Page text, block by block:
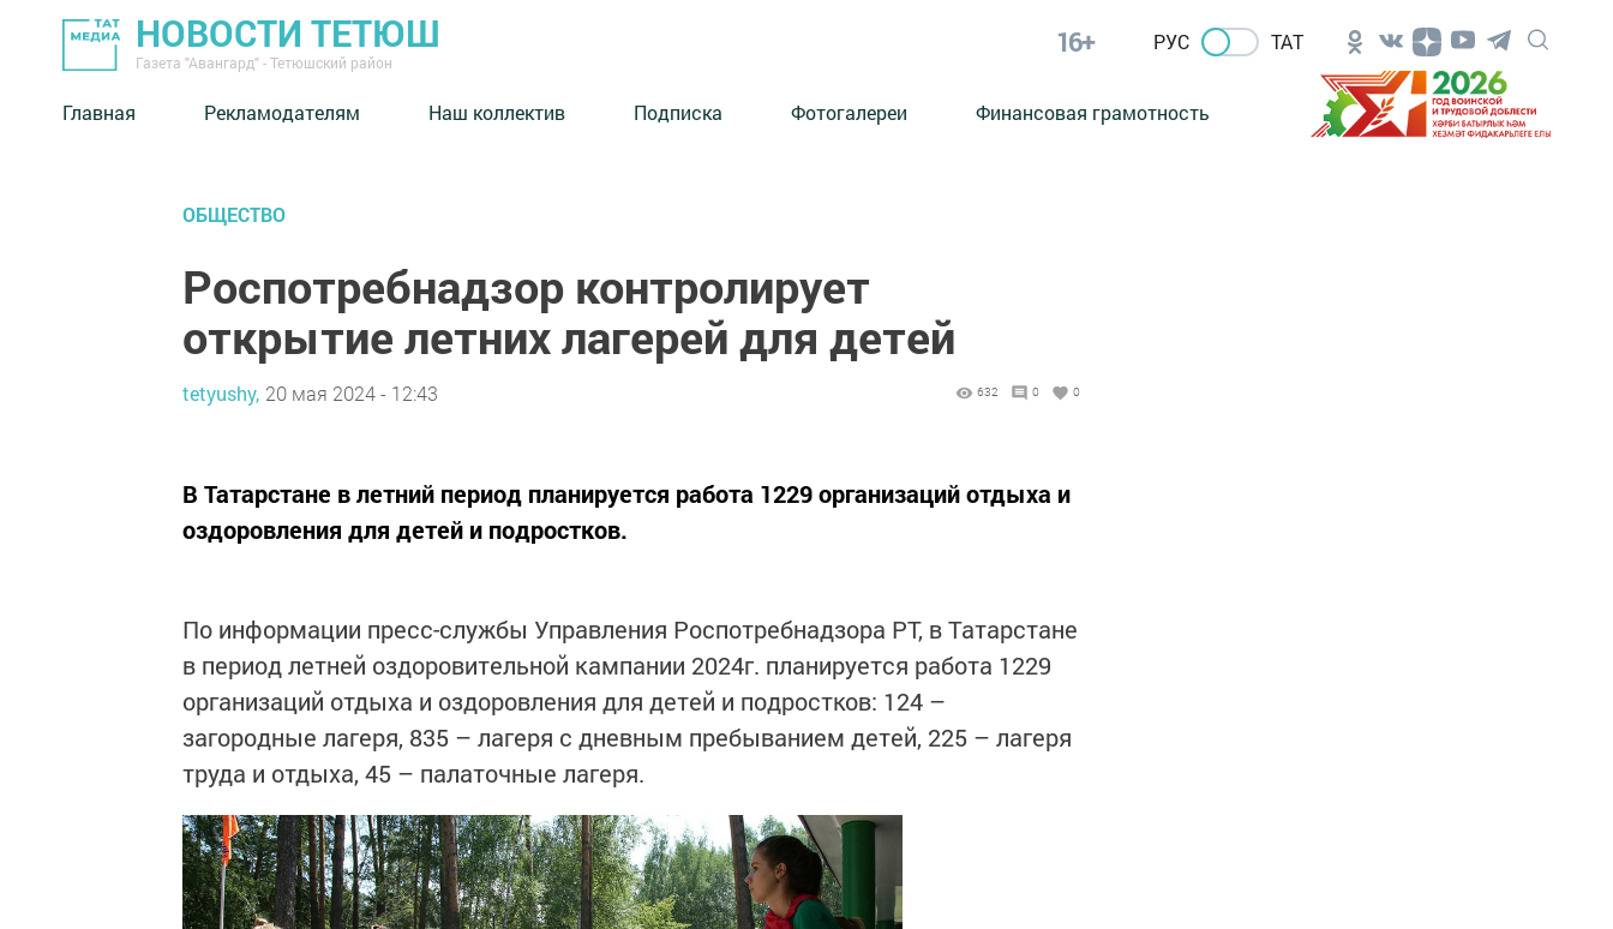
НОВОСТИ ТЕТЮШ
Газета "Авангард" - Тетюшский район
16+ РУС ТАТ
Главная Рекламодателям Наш коллектив Подписка Фотогалереи Финансовая грамотность
ОБЩЕСТВО
Роспотребнадзор контролирует
открытие летних лагерей для детей
tetyushy, 20 мая 2024 - 12:43 632 0 0
В Татарстане в летний период планируется работа 1229 организаций отдыха и
оздоровления для детей и подростков.
По информации пресс-службы Управления Роспотребнадзора РТ, в Татарстане
в период летней оздоровительной кампании 2024г. планируется работа 1229
организаций отдыха и оздоровления для детей и подростков: 124 –
загородные лагеря, 835 – лагеря с дневным пребыванием детей, 225 – лагеря
труда и отдыха, 45 – палаточные лагеря.